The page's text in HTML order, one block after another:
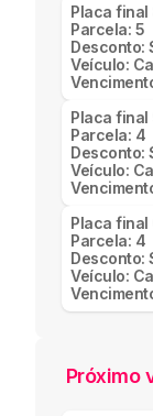
Placa final
Parcela: 5
Desconto:
Veículo:
Placa final
Parcela: 4
Desconto:
Veículo:
Placa final
Parcela: 4
Desconto:
Veículo:
Próximo